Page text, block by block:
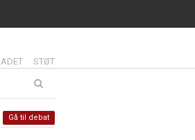
16.0:
STØT
Gå til debat